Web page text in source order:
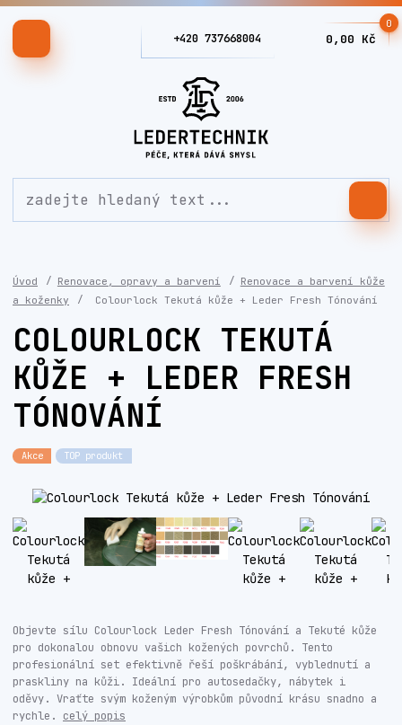
+420 737668004
0
0,00 Kč
Úvod Renovace, opravy a barvení
Renovace a barvení kůže
a koženky
Colourlock Tekutá kůže + Leder Fresh Tónování
COLOURLOCK TEKUTÁ
KŮŽE + LEDER FRESH
TÓNOVÁNÍ
Akce TOP produkt
Objevte sílu Colourlock Leder Fresh Tónování a Tekuté kůže
pro dokonalou obnovu vašich kožených povrchů. Tento
profesionální set efektivně řeší poškrábání, vyblednutí a
praskliny na kůži. Ideální pro autosedačky, nábytek i
oděvy. Vraťte svým koženým výrobkům původní krásu snadno a
rychle. celý popis